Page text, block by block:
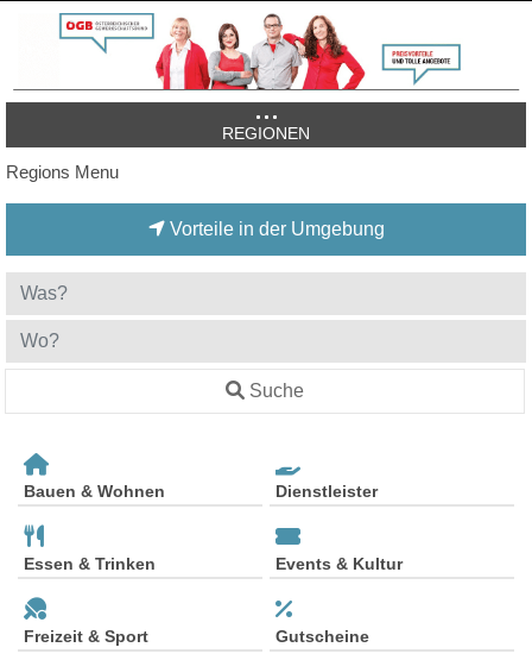
REGIONEN
Regions Menu
Vorteile in der Umgebung
Suche
Bauen & Wohnen Dienstleister
Essen & Trinken Events & Kultur
Freizeit & Sport Gutscheine